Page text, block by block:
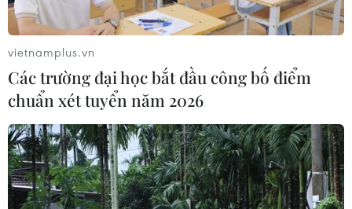
vietnamplus.vn
Các trường đại học bắt đầu công bố điểm
chuẩn xét tuyển năm 2026